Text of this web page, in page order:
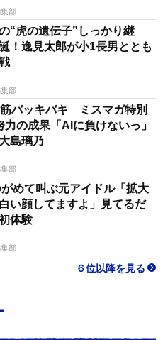
部
“虎の遺伝子”しっかり継
！逸見太郎が小1長男ととも
部
バッキバキ ミスマガ特別
の成果「AIに負けないっ」
島璃乃
部
めて叫ぶ元アイドル「拡大
い顔してますよ」見てるだ
体験
部
６位以降を見る